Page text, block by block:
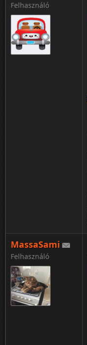
Felhasználó
MassaSami
Felhasználó